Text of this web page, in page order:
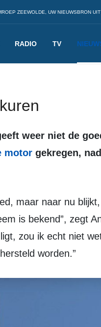
ZEEWOLDE, UW NIEUWSBRON
RADIO TV
motor gekregen,
is bekend”, zegt
zou ik echt niet
worden.”